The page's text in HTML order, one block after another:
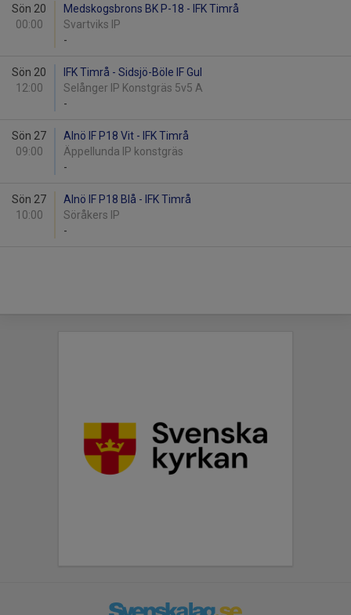
Sön 20
00:00
Medskogsbrons BK P-18 - IFK Timrå
Svartviks IP
-
Sön 20
12:00
IFK Timrå - Sidsjö-Böle IF Gul
Selånger IP Konstgräs 5v5 A
-
Sön 27
09:00
Alnö IF P18 Vit - IFK Timrå
Äppellunda IP konstgräs
-
Sön 27
10:00
Alnö IF P18 Blå - IFK Timrå
Söråkers IP
-